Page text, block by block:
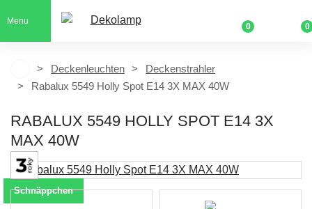
Menu
0 0
Deckenleuchten
Deckenstrahler
Rabalux 5549 Holly Spot E14 3X MAX 40W
RABALUX 5549 HOLLY SPOT E14 3X
MAX 40W
Schnäppchen